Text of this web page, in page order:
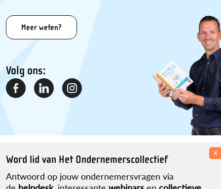
Meer weten?
Volg ons:
Partner worden?
Privacyverklaring
ikwordzzper.nl is een initiatief van Martijn Pennekamp.
Word lid van Het Ondernemerscollectief
Antwoord op jouw ondernemersvragen via
x